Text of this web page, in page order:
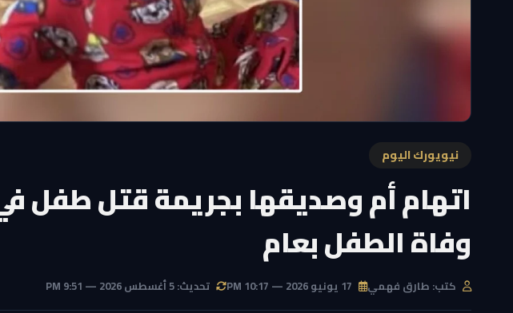
نيويورك اليوم
اتهام أم وصديقها بجريمة قتل طفل
وفاة الطفل بعام
كتب: طارق فهمي تحديث: 5 أغسطس 2026 — 9:51 PM